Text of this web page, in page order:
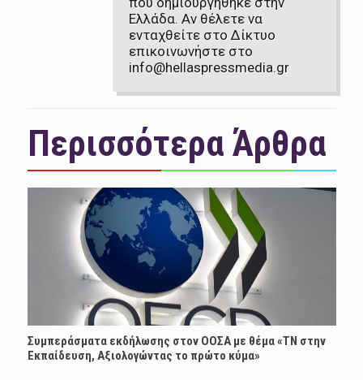
Ελλάδα. Αν θέλετε να
ενταχθείτε στο Δίκτυο
επικοινωνήστε στο
info@hellaspressmedia.gr
Περισσότερα Άρθρα
Συμπεράσματα εκδήλωσης στον ΟΟΣΑ με θέμα «ΤΝ στην
Εκπαίδευση, Αξιολογώντας το πρώτο κύμα»